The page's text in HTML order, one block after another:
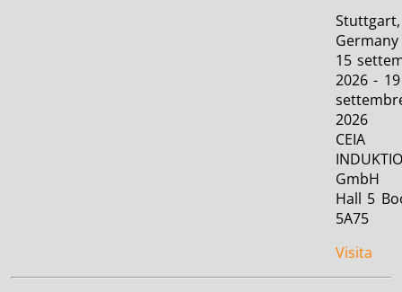
Stuttgart,
Germany
15
2026 - 19
2026
CEIA
GmbH
Hall 5
5A75
Visita